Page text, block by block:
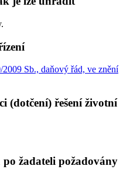
2009 Sb., daňový řád, ve znění
(dotčení) řešení životní
žadateli požadovány